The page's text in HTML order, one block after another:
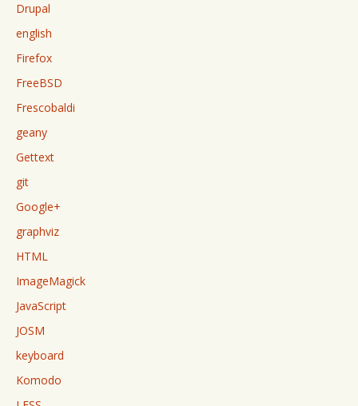
Drupal
english
Firefox
FreeBSD
Frescobaldi
geany
Gettext
git
Google+
graphviz
HTML
ImageMagick
JavaScript
JOSM
keyboard
Komodo